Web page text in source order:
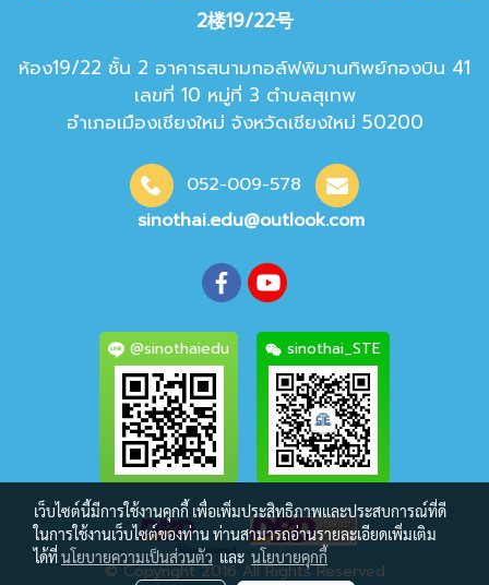
2楼19/22号
ห้อง19/22 ชั้น 2 อาคารสนามกอล์ฟพิมานทิพย์กองบิน 41
เลขที่ 10 หมู่ที่ 3 ตำบลสุเทพ
อำเภอเมืองเชียงใหม่ จังหวัดเชียงใหม่ 50200
052-009-578
sinothai.edu@outlook.com
@sinothaiedu sinothai_STE
© Copyright 2016 All Rights Reserved
เว็บไซต์นี้มีการใช้งานคุกกี้ เพื่อเพิ่มประสิทธิภาพและประสบการณ์ที่ดี
ในการใช้งานเว็บไซต์ของท่าน ท่านสามารถอ่านรายละเอียดเพิ่มเติม
ได้ที่นโยบายความเป็นส่วนตัว และ นโยบายคุกกี้